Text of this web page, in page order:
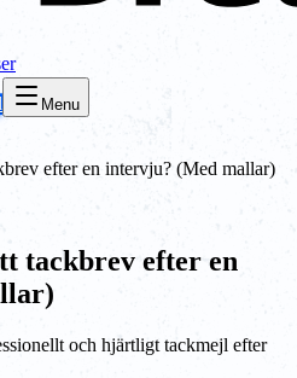
Menu
efter en intervju? (Med mallar)
tackbrev efter en
och hjärtligt tackmejl efter